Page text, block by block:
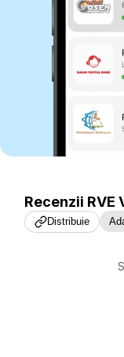
Recenzii RVE
Distribuie